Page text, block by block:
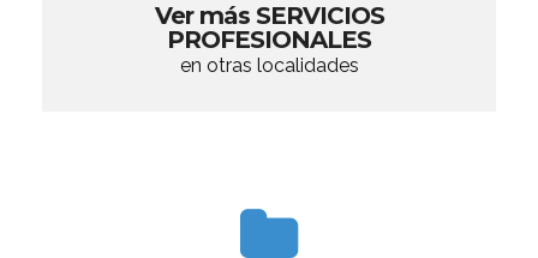
Ver más SERVICIOS
PROFESIONALES
en otras localidades